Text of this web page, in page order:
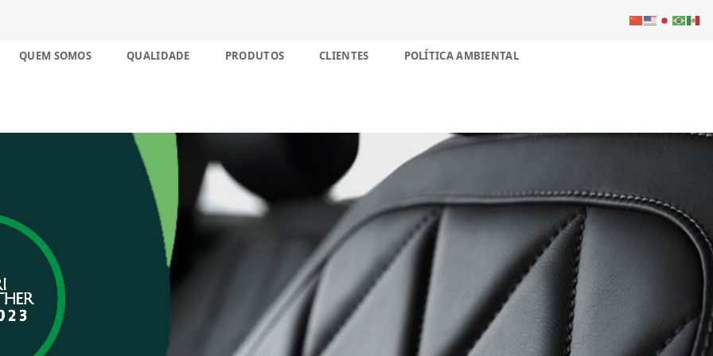
QUEM SOMOS QUALIDADE PRODUTOS CLIENTES POLÍTICA AMBIENTAL